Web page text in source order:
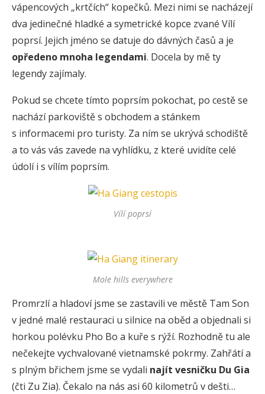
vápencových „krtčích“ kopečků. Mezi nimi se nacházejí
dva jedinečné hladké a symetrické kopce zvané Vílí
poprsí. Jejich jméno se datuje do dávných časů a je
opředeno mnoha legendami. Docela by mě ty
legendy zajímaly.
Pokud se chcete tímto poprsím pokochat, po cestě se
nachází parkoviště s obchodem a stánkem
s informacemi pro turisty. Za ním se ukrývá schodiště
a to vás vás zavede na vyhlídku, z které uvidíte celé
údolí i s vílím poprsím.
Vílí poprsí
Mole hills everywhere
Promrzlí a hladoví jsme se zastavili ve městě Tam Son
v jedné malé restauraci u silnice na oběd a objednali si
horkou polévku Pho Bo a kuře s rýží. Rozhodně tu ale
nečekejte vychvalované vietnamské pokrmy. Zahřátí a
s plným břichem jsme se vydali najít vesničku Du Gia
(čti Zu Zia). Čekalo na nás asi 60 kilometrů v dešti…